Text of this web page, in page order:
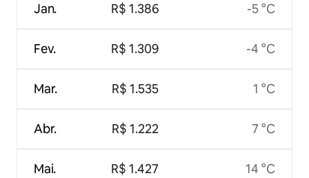
Jan.
Fev.
Mar.
Abr.
Mai.
R$ 1.386
R$ 1.309
R$ 1.535
R$ 1.222
R$ 1.427
-5 °C
-4 °C
1 °C
7 °C
14 °C